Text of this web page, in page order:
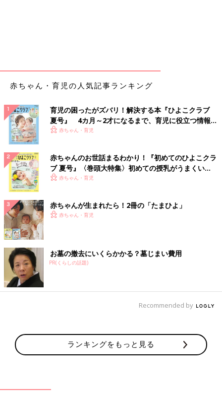
赤ちゃん・育児の人気記事ランキング
育児の困ったがズバリ！解決する本『ひよこクラブ
夏号』 4カ月～2才になるまで、育児に役立つ情報が
いっぱい！
赤ちゃん・育児
赤ちゃんのお世話まるわかり！『初めてのひよこクラ
ブ 夏号』〈巻頭大特集〉初めての授乳がうまくい
く！ おっぱい・ミルクの基本と夏のトラブル 解決テ
赤ちゃん・育児
赤ちゃんが生まれたら！2冊の「たまひよ」
赤ちゃん・育児
お墓の撤去にいくらかかる？墓じまい費用
PR(くらしの話題)
Recommended by
ランキングをもっと見る